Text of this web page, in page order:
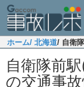
ホーム/ 北海道/ 自衛
自衛隊前
の交通事